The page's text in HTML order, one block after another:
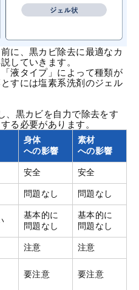
に、黒カビ除去に最適なカ
していきます。
液タイプ」によって種類が
すには塩素系洗剤のジェル
、黒カビを自力で除去をす
る必要があります。
身体
への影響
素材
への影響
安全 安全
問題なし 問題なし
基本的に
問題なし
基本的に
問題なし
注意 注意
要注意 要注意